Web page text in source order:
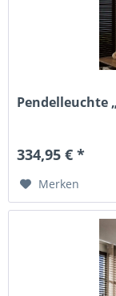
Pendelleuchte
334,95 € *
Merken